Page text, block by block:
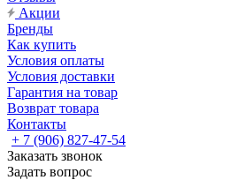
Акции
Бренды
Как купить
Условия оплаты
Условия доставки
Гарантия на товар
Возврат товара
Контакты
+ 7 (906) 827-47-54
Заказать звонок
Задать вопрос